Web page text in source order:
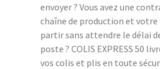
envoyer ? Vous avez une
chaîne de production et votre
partir sans attendre le délai
poste ? COLIS EXPRESS 50
vos colis et plis en toute